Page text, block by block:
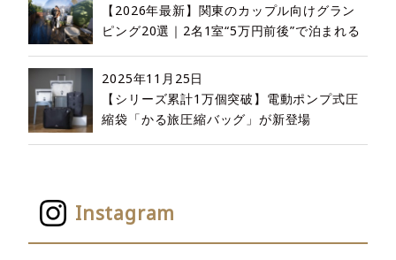
【2026年最新】関東のカップル向けグラン
ピング20選｜2名1室“5万円前後”で泊まれる
2025年11月25日
【シリーズ累計1万個突破】電動ポンプ式圧
縮袋「かる旅圧縮バッグ」が新登場
Instagram